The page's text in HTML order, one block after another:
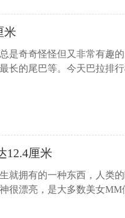
米
是奇奇怪怪但又非常有趣
长的尾巴等。今天巴拉排
12.4厘米
就拥有的一种东西，人类
很漂亮，是大多数美女